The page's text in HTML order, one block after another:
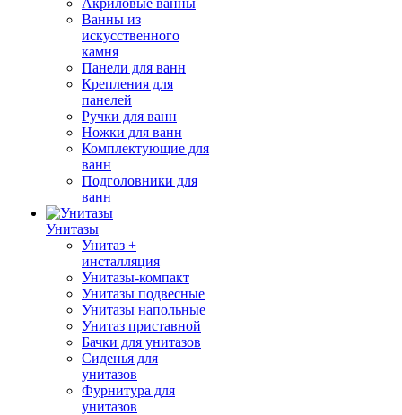
Акриловые ванны
Ванны из
искусственного
камня
Панели для ванн
Крепления для
панелей
Ручки для ванн
Ножки для ванн
Комплектующие для
ванн
Подголовники для
ванн
Унитазы
Унитаз +
инсталляция
Унитазы-компакт
Унитазы подвесные
Унитазы напольные
Унитаз приставной
Бачки для унитазов
Сиденья для
унитазов
Фурнитура для
унитазов